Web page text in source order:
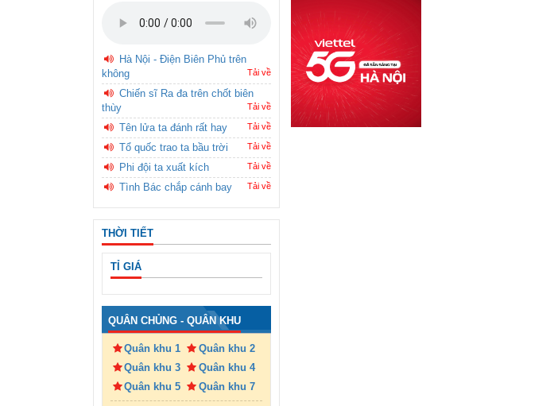
Hà Nội - Điện Biên Phủ trên
không
Tải về
Chiến sĩ Ra đa trên chốt biên
thùy
Tải về
Tên lửa ta đánh rất hay Tải về
Tổ quốc trao ta bầu trời Tải về
Phi đội ta xuất kích Tải về
Tình Bác chắp cánh bay Tải về
THỜI TIẾT
TỈ GIÁ
QUÂN CHỦNG - QUÂN KHU
Quân khu 1
Quân khu 2
Quân khu 3
Quân khu 4
Quân khu 5
Quân khu 7